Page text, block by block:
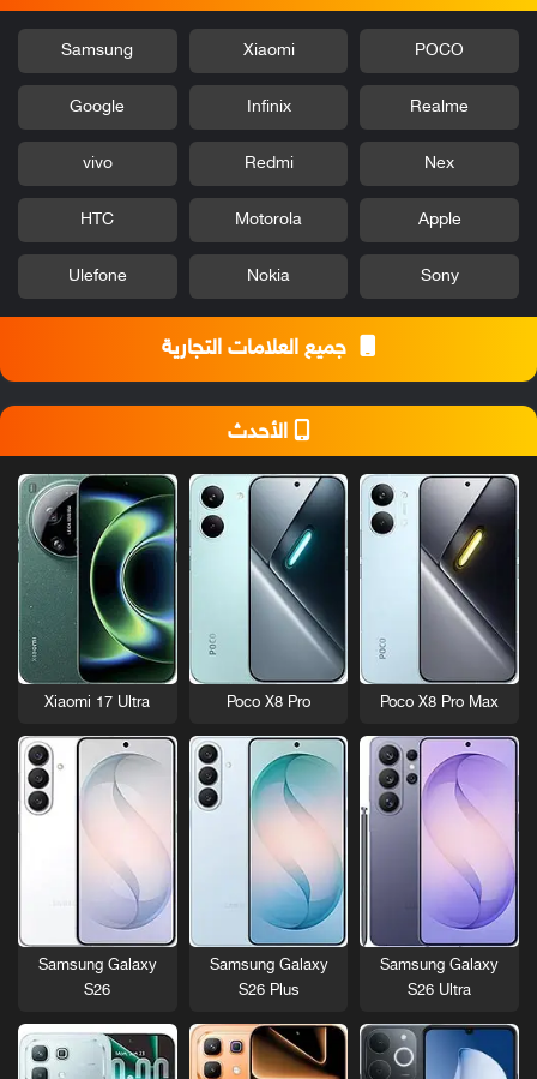
POCO
Xiaomi
Samsung
Realme
Infinix
Google
Nex
Redmi
vivo
Apple
Motorola
HTC
Sony
Nokia
Ulefone
جميع العلامات التجارية
الأحدث
Poco X8 Pro Max
Poco X8 Pro
Xiaomi 17 Ultra
Samsung Galaxy
S26 Ultra
Samsung Galaxy
S26 Plus
Samsung Galaxy
S26